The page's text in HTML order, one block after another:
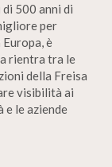
500 anni di
per
è
rientra tra le
della Freisa
visibilità ai
le aziende